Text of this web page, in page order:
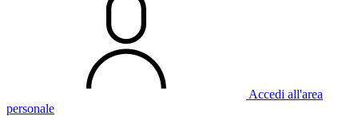
Accedi all'area
personale